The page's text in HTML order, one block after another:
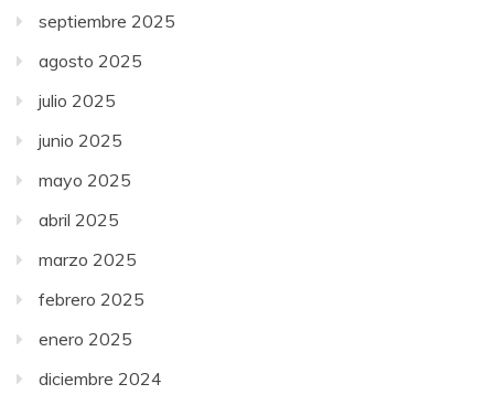
septiembre 2025
agosto 2025
julio 2025
junio 2025
mayo 2025
abril 2025
marzo 2025
febrero 2025
enero 2025
diciembre 2024